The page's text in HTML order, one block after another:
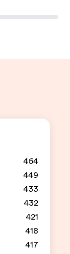
464
449
433
432
421
418
417